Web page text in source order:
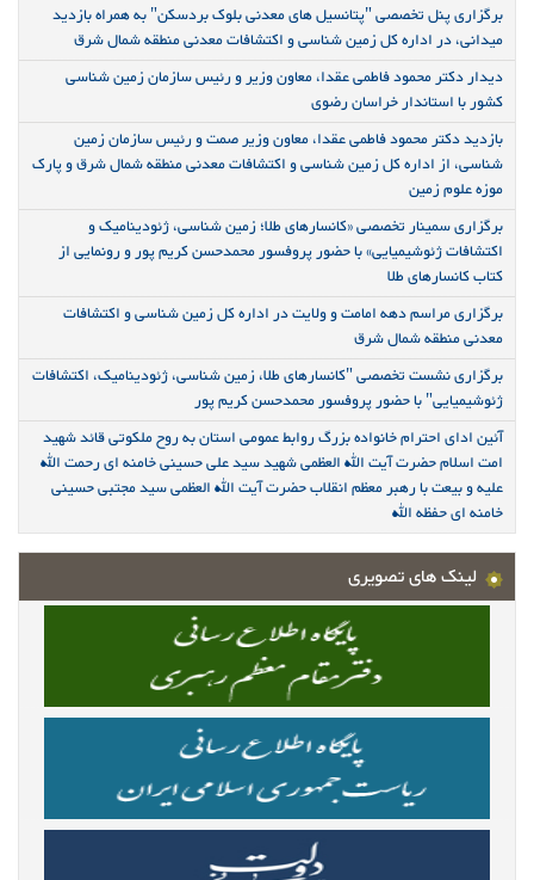
برگزاری پنل تخصصی "پتانسیل های معدنی بلوک بردسکن" به همراه بازدید
میدانی، در اداره کل زمین شناسی و اکتشافات معدنی منطقه شمال شرق
دیدار دکتر محمود فاطمی عقدا، معاون وزیر و رئیس سازمان زمین شناسی
کشور با استاندار خراسان رضوی
بازدید دکتر محمود فاطمی عقدا، معاون وزیر صمت و رئیس سازمان زمین
شناسی، از اداره کل زمین شناسی و اکتشافات معدنی منطقه شمال شرق و پارک
موزه علوم زمین
برگزاری سمینار تخصصی «کانسارهای طلا؛ زمین شناسی، ژئودینامیک و
اکتشافات ژئوشیمیایی» با حضور پروفسور محمدحسن کریم پور و رونمایی از
کتاب کانسارهای طلا
برگزاری مراسم دهه امامت و ولایت در اداره کل زمین شناسی و اکتشافات
معدنی منطقه شمال شرق
برگزاری نشست تخصصی "کانسارهای طلا، زمین شناسی، ژئودینامیک، اکتشافات
ژئوشیمیایی" با حضور پروفسور محمدحسن کریم پور
آئین ادای احترام خانواده بزرگ روابط عمومی استان به روح ملکوتی قائد شهید
امت اسلام حضرت آیت الله العظمی شهید سید علی حسینی خامنه ای رحمت الله
علیه و بیعت با رهبر معظم انقلاب حضرت آیت الله العظمی سید مجتبی حسینی
خامنه ای حفظه الله
لینک های تصویری